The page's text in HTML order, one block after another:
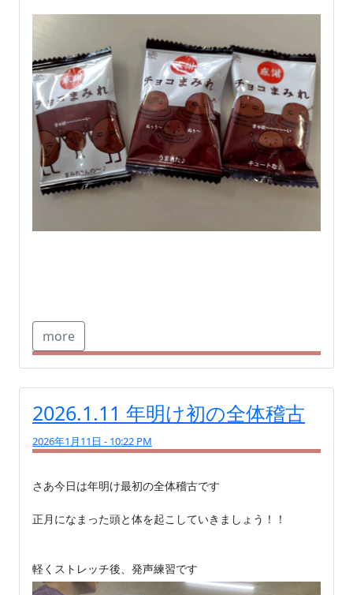
more
2026.1.11 年明け初の全体稽古
2026年1月11日 - 10:22 PM
さあ今日は年明け最初の全体稽古です
正月になまった頭と体を起こしていきましょう！！